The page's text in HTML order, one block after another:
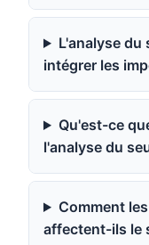
L'analyse
intégrer les
Qu'est-ce
l'analyse du
Comment
affectent-ils le